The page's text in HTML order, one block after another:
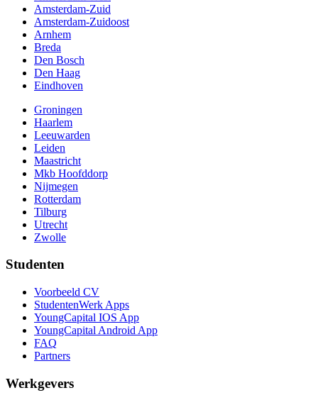
Amsterdam-Zuid
Amsterdam-Zuidoost
Arnhem
Breda
Den Bosch
Den Haag
Eindhoven
Groningen
Haarlem
Leeuwarden
Leiden
Maastricht
Mkb Hoofddorp
Nijmegen
Rotterdam
Tilburg
Utrecht
Zwolle
Studenten
Voorbeeld CV
StudentenWerk Apps
YoungCapital IOS App
YoungCapital Android App
FAQ
Partners
Werkgevers